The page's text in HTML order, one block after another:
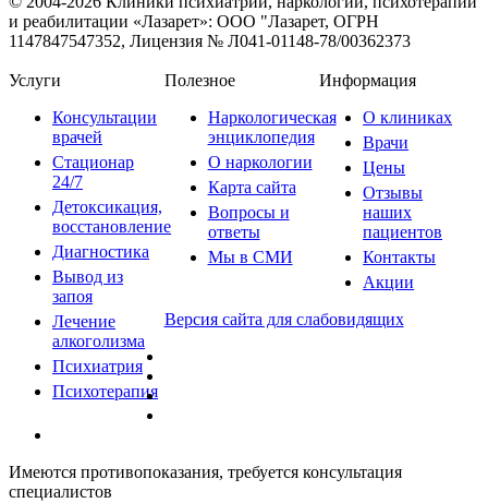
и реабилитации «Лазарет»: ООО "Лазарет, ОГРН
1147847547352, Лицензия № Л041-01148-78/00362373
Услуги
Консультации
врачей
Стационар
24/7
Детоксикация,
восстановление
Диагностика
Вывод из
запоя
Лечение
алкоголизма
Психиатрия
Психотерапия
Полезное
Наркологическая
энциклопедия
О наркологии
Карта сайта
Вопросы и
ответы
Мы в СМИ
Информация
О клиниках
Врачи
Цены
Отзывы
наших
пациентов
Контакты
Акции
Версия сайта для слабовидящих
Имеются противопоказания, требуется консультация
специалистов